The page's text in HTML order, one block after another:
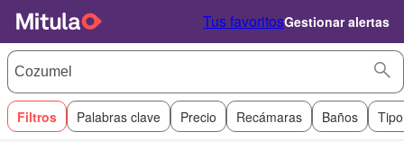
Tus favoritosGestionar alertas
Filtros Palabras clave Precio Recámaras Baños